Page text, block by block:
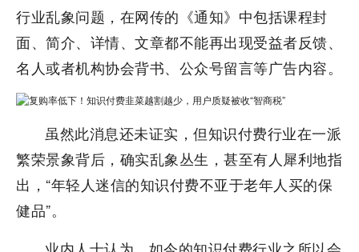
行业乱象问题，在网传的《通知》中包括课程封
面、简介、详情、文章都不能再出现受益者反馈、
名人或者机构协会背书、公众号留言等广告内容。
虽然此消息还未证实，但知识付费行业在一派
繁荣景象背后，确实乱象丛生，甚至有人犀利地指
出，“年轻人迷信的知识付费不亚于老年人买的保
健品”。